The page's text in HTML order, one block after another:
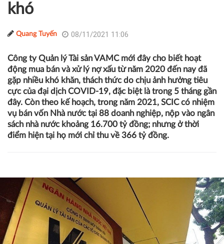
khó
Quang Tuyến 08/11/2021 11:06
Công ty Quản lý Tài sản VAMC mới đây cho biết hoạt
động mua bán và xử lý nợ xấu từ năm 2020 đến nay đã
gặp nhiều khó khăn, thách thức do chịu ảnh hưởng tiêu
cực của đại dịch COVID-19, đặc biệt là trong 5 tháng gần
đây. Còn theo kế hoạch, trong năm 2021, SCIC có nhiệm
vụ bán vốn Nhà nước tại 88 doanh nghiệp, nộp vào ngân
sách nhà nước khoảng 16.700 tỷ đồng; nhưng ở thời
điểm hiện tại họ mới chỉ thu về 366 tỷ đồng.